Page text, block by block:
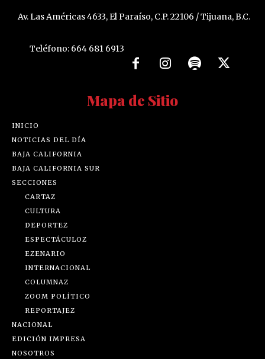
Av. Las Américas 4633, El Paraíso, C.P. 22106 / Tijuana, B.C.
Teléfono: 664 681 6913
Mapa de Sitio
INICIO
NOTICIAS DEL DÍA
BAJA CALIFORNIA
BAJA CALIFORNIA SUR
SECCIONES
CARTAZ
CULTURA
DEPORTEZ
ESPECTÁCULOZ
EZENARIO
INTERNACIONAL
COLUMNAZ
ZOOM POLÍTICO
REPORTAJEZ
NACIONAL
EDICIÓN IMPRESA
NOSOTROS